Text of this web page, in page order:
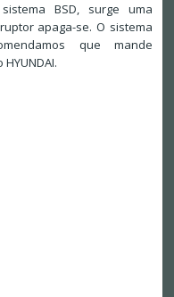
BSD, surge uma
apaga-se. O sistema
que mande